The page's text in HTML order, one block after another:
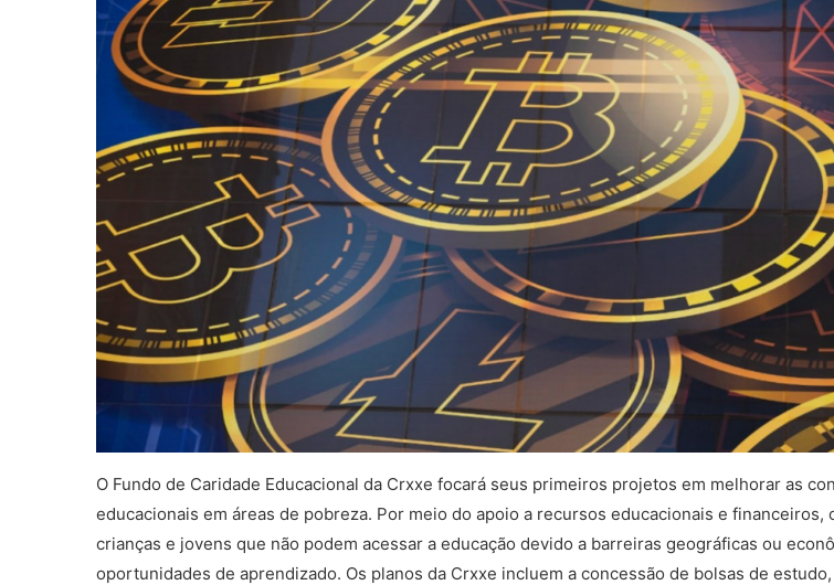
O Fundo de Caridade Educacional da Crxxe focará seus primeiros projetos em melhorar as
educacionais em áreas de pobreza. Por meio do apoio a recursos educacionais e financeiros,
crianças e jovens que não podem acessar a educação devido a barreiras geográficas ou
oportunidades de aprendizado. Os planos da Crxxe incluem a concessão de bolsas de